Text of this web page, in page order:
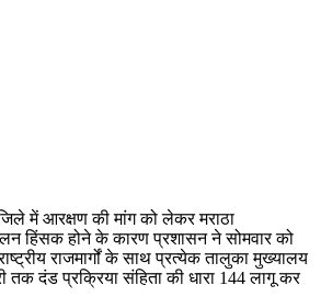
में आरक्षण की मांग को लेकर मराठा
हिंसक होने के कारण प्रशासन ने सोमवार को
राजमार्गों के साथ प्रत्येक तालुका मुख्यालय
तक दंड प्रक्रिया संहिता की धारा 144 लागू कर